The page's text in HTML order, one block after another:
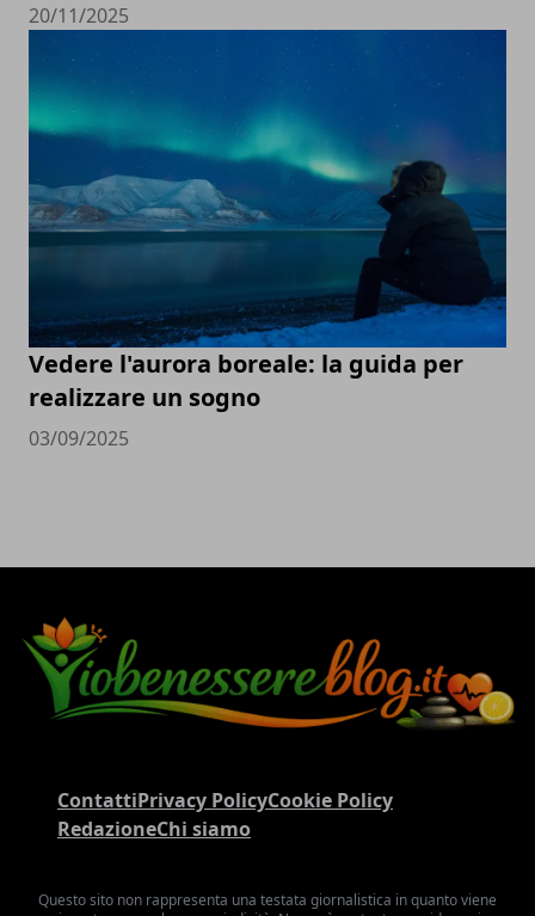
20/11/2025
Vedere l'aurora boreale: la guida per
realizzare un sogno
03/09/2025
ContattiPrivacy PolicyCookie Policy
RedazioneChi siamo
Questo sito non rappresenta una testata giornalistica in quanto viene